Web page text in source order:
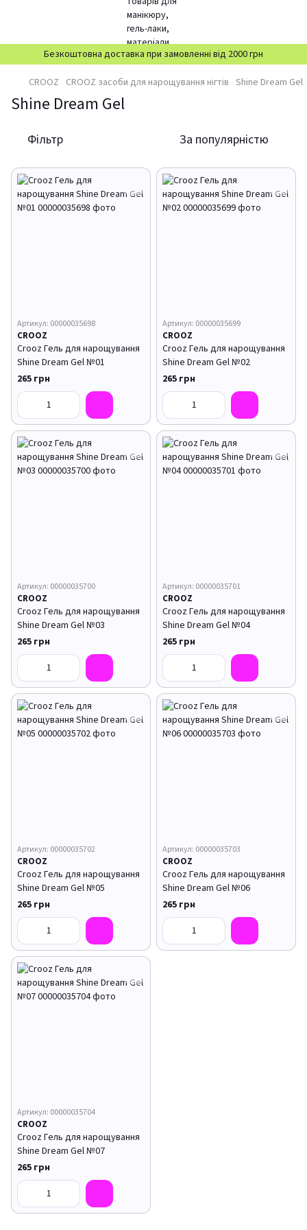
Безкоштовна доставка при замовленні від 2000 грн
CROOZ CROOZ засоби для нарощування нігтів Shine Dream Gel
Shine Dream Gel
Фільтр За популярністю
Артикул: 00000035698
CROOZ
Crooz Гель для нарощування
Shine Dream Gel №01
265 грн
Артикул: 00000035699
CROOZ
Crooz Гель для нарощування
Shine Dream Gel №02
265 грн
Артикул: 00000035700
CROOZ
Crooz Гель для нарощування
Shine Dream Gel №03
265 грн
Артикул: 00000035701
CROOZ
Crooz Гель для нарощування
Shine Dream Gel №04
265 грн
Артикул: 00000035702
CROOZ
Crooz Гель для нарощування
Shine Dream Gel №05
265 грн
Артикул: 00000035703
CROOZ
Crooz Гель для нарощування
Shine Dream Gel №06
265 грн
Артикул: 00000035704
CROOZ
Crooz Гель для нарощування
Shine Dream Gel №07
265 грн